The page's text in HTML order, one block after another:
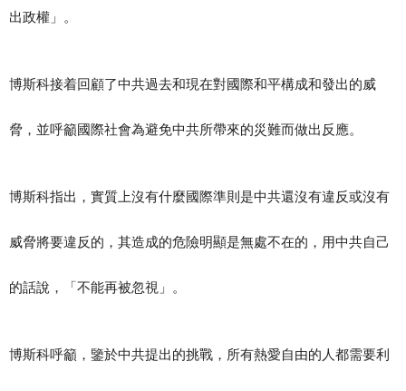
出政權」。
博斯科接着回顧了中共過去和現在對國際和平構成和發出的威
脅，並呼籲國際社會為避免中共所帶來的災難而做出反應。
博斯科指出，實質上沒有什麼國際準則是中共還沒有違反或沒有
威脅將要違反的，其造成的危險明顯是無處不在的，用中共自己
的話說，「不能再被忽視」。
博斯科呼籲，鑒於中共提出的挑戰，所有熱愛自由的人都需要利